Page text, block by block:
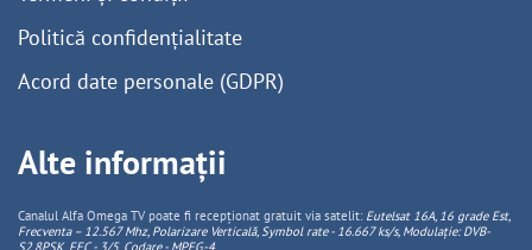
Politică confidențialitate
Acord date personale (GDPR)
Alte informații
Canalul Alfa Omega TV poate fi recepționat gratuit via satelit: Eutelsat 16A, 16 grade Est,
Frecventa – 12.567 Mhz, PolarizareVerticală, Symbol rate - 16.667 ks/s, Modulație: DVB-
S2,8PSK, FEC - 3/5, Codare - MPEG-4.